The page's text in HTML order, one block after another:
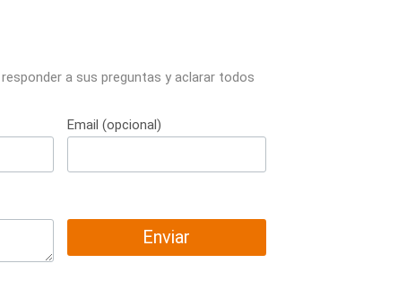
a sus preguntas y aclarar todos
Email (opcional)
Enviar